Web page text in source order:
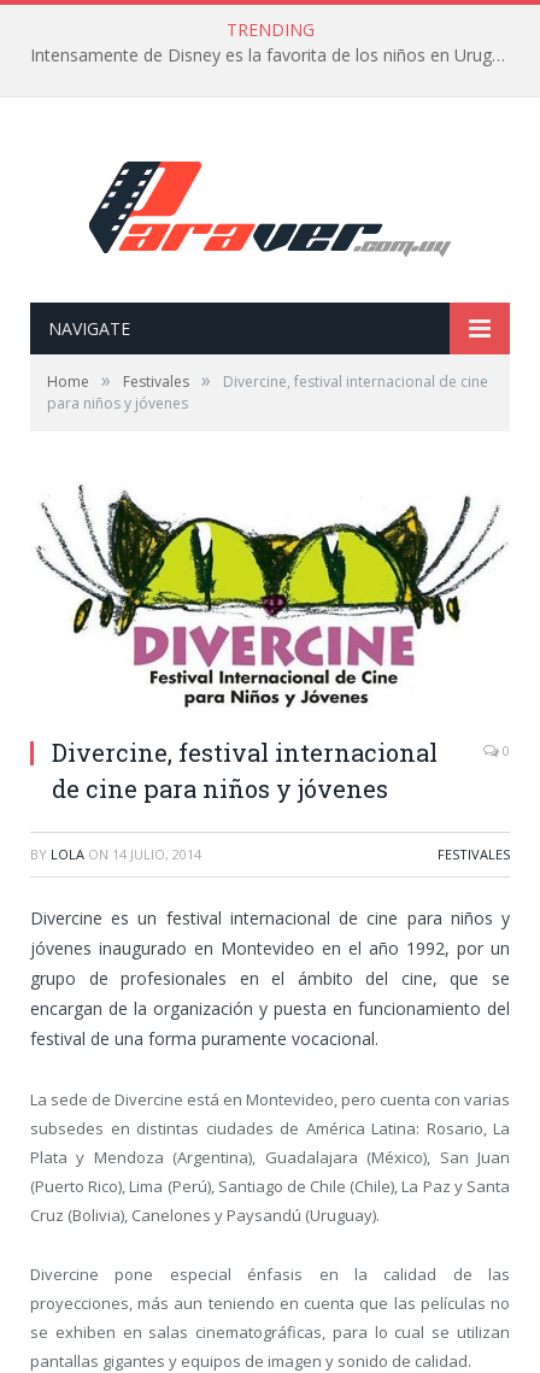
TRENDING
Intensamente de Disney es la favorita de los niños en Uruguay
NAVIGATE
Home » Festivales »
Divercine, festival internacional de cine
para niños y jóvenes
Divercine, festival internacional
de cine para niños y jóvenes
0
BY LOLA ON 14 JULIO, 2014 FESTIVALES
Divercine es un festival internacional de cine para niños y
jóvenes inaugurado en Montevideo en el año 1992, por un
grupo de profesionales en el ámbito del cine, que se
encargan de la organización y puesta en funcionamiento del
festival de una forma puramente vocacional.
La sede de Divercine está en Montevideo, pero cuenta con varias
subsedes en distintas ciudades de América Latina: Rosario, La
Plata y Mendoza (Argentina), Guadalajara (México), San Juan
(Puerto Rico), Lima (Perú), Santiago de Chile (Chile), La Paz y Santa
Cruz (Bolivia), Canelones y Paysandú (Uruguay).
Divercine pone especial énfasis en la calidad de las
proyecciones, más aun teniendo en cuenta que las películas no
se exhiben en salas cinematográficas, para lo cual se utilizan
pantallas gigantes y equipos de imagen y sonido de calidad.